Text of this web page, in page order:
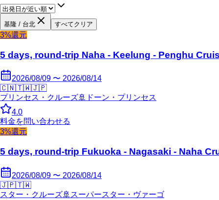
基隆 / 台北 すべてクリア
3%還元
5 days, round-trip Naha - Keelung - Penghu
2026/08/09 〜 2026/08/14
🇨🇳🇹🇼🇯🇵
プリンセス・クルーズ🚢 ドーン・プリンセス
4.0
料金を問い合わせる
3%還元
5 days, round-trip Fukuoka - Nagasaki - Naha
2026/08/09 〜 2026/08/14
🇯🇵🇹🇼
スター・クルーズ🚢 スーパースター・ヴァーゴ